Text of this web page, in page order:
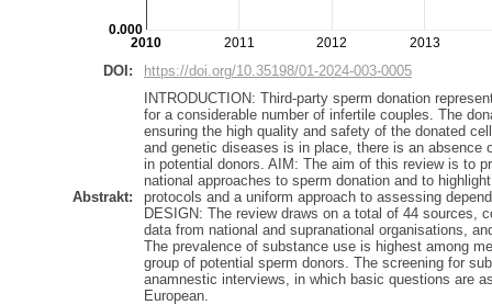
2011 2012 2013
2010
0.000
DOI: https://doi.org/10.35198/01-2024-003-0005
Abstrakt:
INTRODUCTION: Third-party sperm donation
for a considerable number of infertile couples. The
ensuring the high quality and safety of the donated
and genetic diseases is in place, there is an absence
in potential donors. AIM: The aim of this review is to
national approaches to sperm donation and to
protocols and a uniform approach to assessing
DESIGN: The review draws on a total of 44 sources,
data from national and supranational organisations,
The prevalence of substance use is highest among
group of potential sperm donors. The screening for
anamnestic interviews, in which basic questions are
European.